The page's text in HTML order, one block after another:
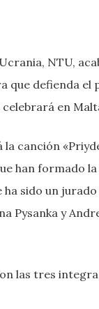
NTU,
que defienda el
en
canción
han formado
ha sido un
Pysanka y
las tres